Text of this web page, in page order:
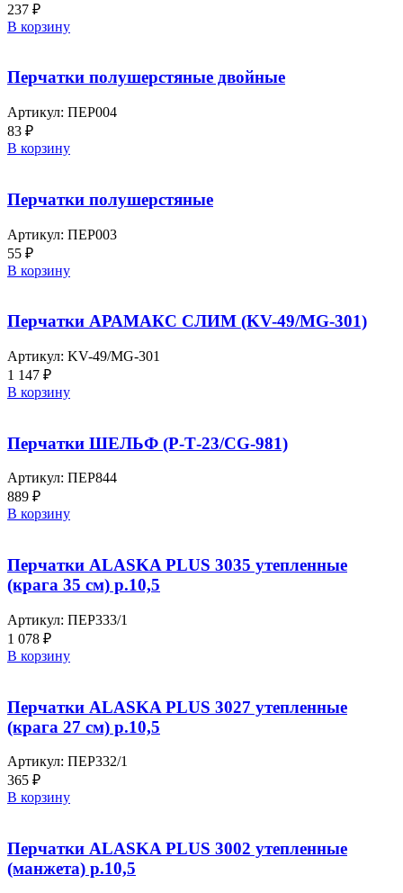
237 ₽
В корзину
Перчатки полушерстяные двойные
Артикул: ПЕР004
83 ₽
В корзину
Перчатки полушерстяные
Артикул: ПЕР003
55 ₽
В корзину
Перчатки АРАМАКС СЛИМ (KV-49/MG-301)
Артикул: KV-49/MG-301
1 147 ₽
В корзину
Перчатки ШЕЛЬФ (P-Т-23/CG-981)
Артикул: ПЕР844
889 ₽
В корзину
Перчатки ALASKA PLUS 3035 утепленные
(крага 35 см) р.10,5
Артикул: ПЕР333/1
1 078 ₽
В корзину
Перчатки ALASKA PLUS 3027 утепленные
(крага 27 см) р.10,5
Артикул: ПЕР332/1
365 ₽
В корзину
Перчатки ALASKA PLUS 3002 утепленные
(манжета) р.10,5